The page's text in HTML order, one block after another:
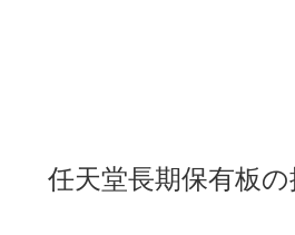
任天堂長期保有板の